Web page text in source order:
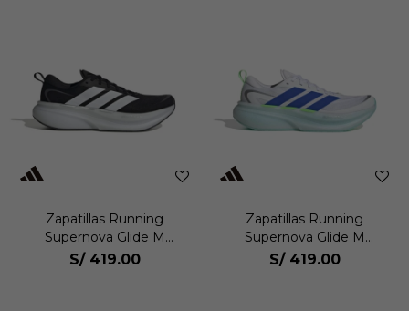
Zapatillas Running
Supernova Glide M
Hombre
S/ 419.00
Zapatillas Running
Supernova Glide M
Hombre
S/ 419.00